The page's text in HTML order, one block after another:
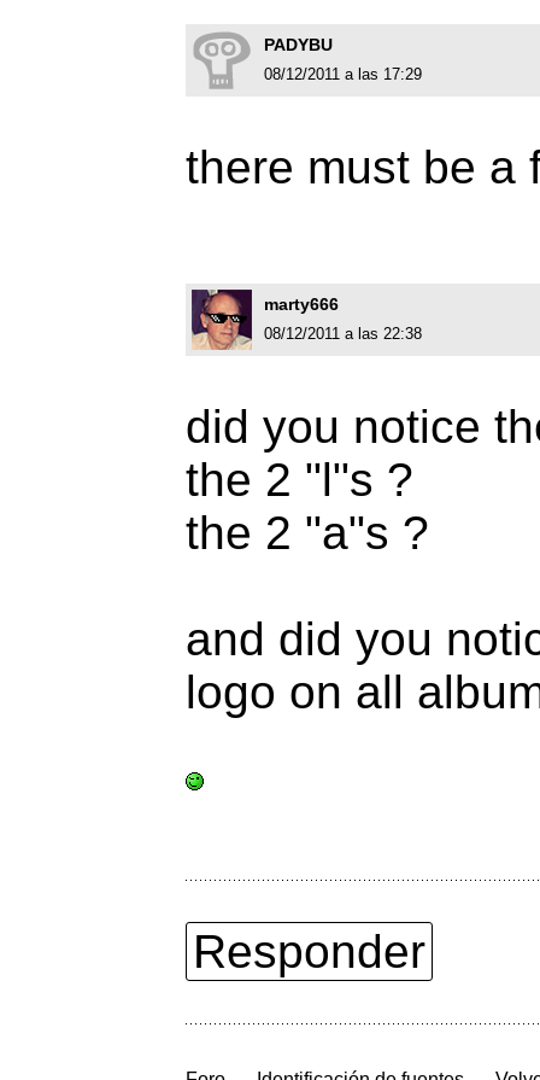
PADYBU
08/12/2011 a las 17:29
there must be a
marty666
08/12/2011 a las 22:38
did you notice
the 2 "l"s ?
the 2 "a"s ?
and did you
logo on all
Responder